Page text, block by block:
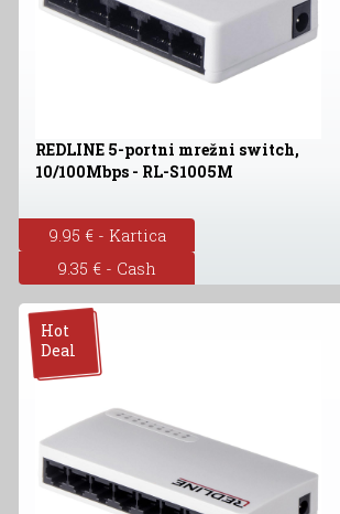
REDLINE 5-portni mrežni switch,
10/100Mbps - RL-S1005M
9.95 € - Kartica
9.35 € - Cash
Hot
Deal